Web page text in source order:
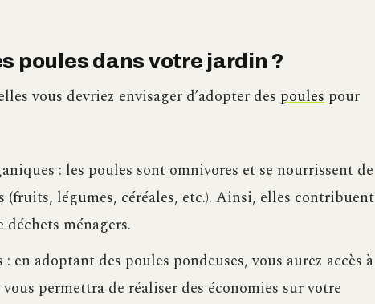
poules dans votre jardin ?
vous devriez envisager d’adopter des poules pour
: les poules sont omnivores et se nourrissent de
légumes, céréales, etc.). Ainsi, elles contribuent
ménagers.
adoptant des poules pondeuses, vous aurez accès à
permettra de réaliser des économies sur votre